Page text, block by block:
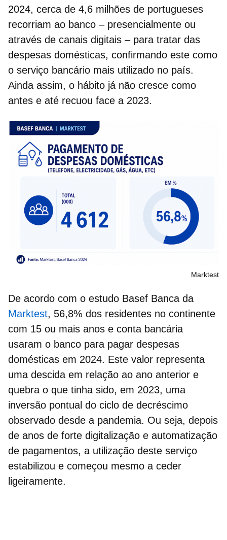
2024, cerca de 4,6 milhões de portugueses
recorriam ao banco – presencialmente ou
através de canais digitais – para tratar das
despesas domésticas, confirmando este como
o serviço bancário mais utilizado no país.
Ainda assim, o hábito já não cresce como
antes e até recuou face a 2023.
Marktest
De acordo com o estudo Basef Banca da
Marktest, 56,8% dos residentes no continente
com 15 ou mais anos e conta bancária
usaram o banco para pagar despesas
domésticas em 2024. Este valor representa
uma descida em relação ao ano anterior e
quebra o que tinha sido, em 2023, uma
inversão pontual do ciclo de decréscimo
observado desde a pandemia. Ou seja, depois
de anos de forte digitalização e automatização
de pagamentos, a utilização deste serviço
estabilizou e começou mesmo a ceder
ligeiramente.